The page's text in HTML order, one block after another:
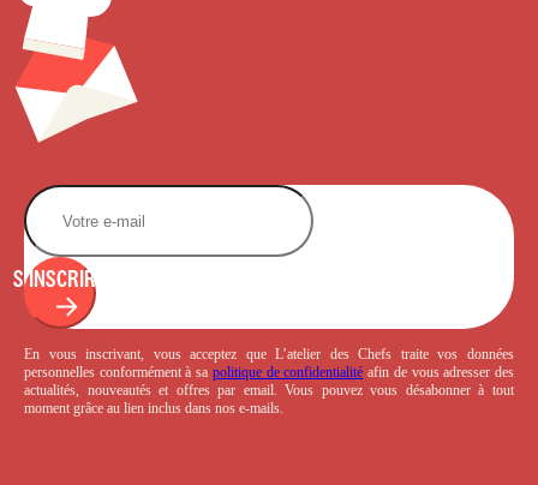
S'INSCRIRE
En vous inscrivant, vous acceptez que L’atelier des Chefs traite vos données
personnelles conformément à sa politique de confidentialité afin de vous adresser des
actualités, nouveautés et offres par email. Vous pouvez vous désabonner à tout
moment grâce au lien inclus dans nos e-mails.